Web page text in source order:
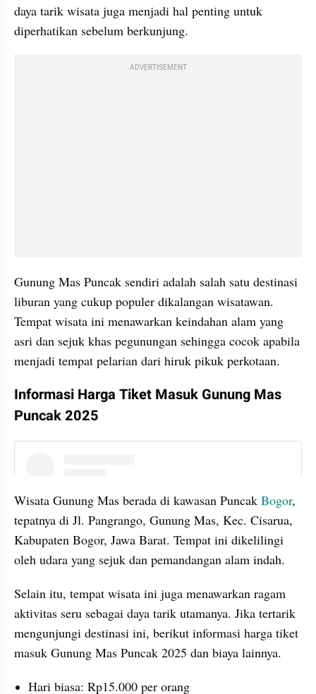
daya tarik wisata juga menjadi hal penting untuk
diperhatikan sebelum berkunjung.
ADVERTISEMENT
Gunung Mas Puncak sendiri adalah salah satu destinasi
liburan yang cukup populer dikalangan wisatawan.
Tempat wisata ini menawarkan keindahan alam yang
asri dan sejuk khas pegunungan sehingga cocok apabila
menjadi tempat pelarian dari hiruk pikuk perkotaan.
Informasi Harga Tiket Masuk Gunung Mas
Puncak 2025
Wisata Gunung Mas berada di kawasan Puncak Bogor,
tepatnya di Jl. Pangrango, Gunung Mas, Kec. Cisarua,
Kabupaten Bogor, Jawa Barat. Tempat ini dikelilingi
oleh udara yang sejuk dan pemandangan alam indah.
Selain itu, tempat wisata ini juga menawarkan ragam
aktivitas seru sebagai daya tarik utamanya. Jika tertarik
mengunjungi destinasi ini, berikut informasi harga tiket
masuk Gunung Mas Puncak 2025 dan biaya lainnya.
Hari biasa: Rp15.000 per orang